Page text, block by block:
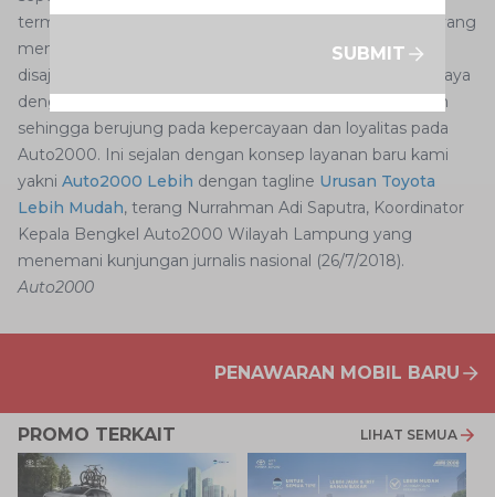
termasuk pula hubungan personal dengan pelanggan yang
membuat konsumen merasa puas atas layanan yang
disajikan. Tim THS Auto2000 Home Service akan berupaya
dengan sepenuh hati memenuhi kebutuhan pelanggan
sehingga berujung pada kepercayaan dan loyalitas pada
Auto2000. Ini sejalan dengan konsep layanan baru kami
yakni Auto2000 Lebih dengan tagline Urusan Toyota
Lebih Mudah, terang Nurrahman Adi Saputra, Koordinator
Kepala Bengkel Auto2000 Wilayah Lampung yang
menemani kunjungan jurnalis nasional (26/7/2018).
Auto2000
PENAWARAN MOBIL BARU
PROMO TERKAIT LIHAT SEMUA
SUBMIT